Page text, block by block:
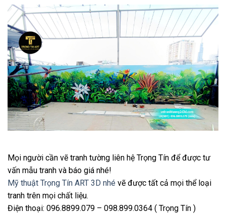
Mọi người cần vẽ tranh tường liên hệ Trọng Tín để được tư
vấn mẫu tranh và báo giá nhé!
Mỹ thuật Trọng Tín ART 3D nhé vẽ được tất cả mọi thể loại
tranh trên mọi chất liệu.
Điện thoại: 096.8899.079 – 098.899.0364 ( Trọng Tín )